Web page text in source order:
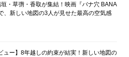
・草彅・香取が集結！映画『バナ穴 BANA
新しい地図の3人が見せた最高の空気感
ュー】8年越しの約束が結実！新しい地図の